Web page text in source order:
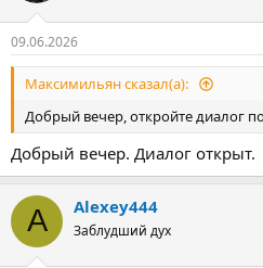
09.06.2026
Максимильян сказал(а):
Добрый вечер, откройте диалог
Добрый вечер. Диалог открыт.
A Alexey444
Заблудший дух